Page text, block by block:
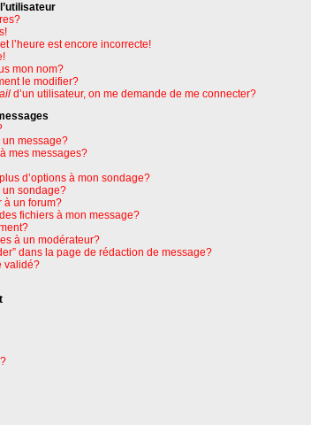
l’heure est encore incorrecte!
mon nom?
le modifier?
d’un utilisateur, on me demande de me connecter?
message?
mes messages?
d’options à mon sondage?
un sondage?
à un forum?
fichiers à mon message?
à un modérateur?
dans la page de rédaction de message?
validé?